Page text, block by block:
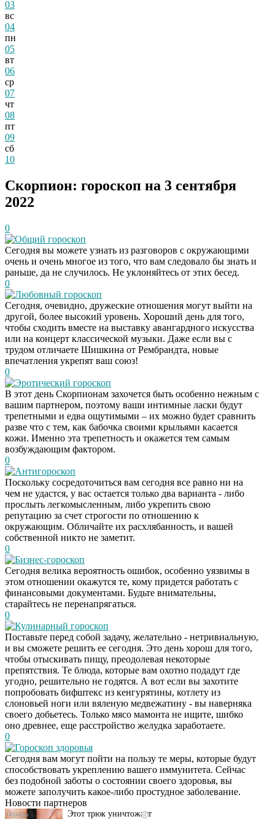
03
вс
04
пн
05
вт
06
ср
07
чт
08
пт
09
сб
10
Скорпион: гороскоп на 3 сентября
2022
0
Общий гороскоп
Сегодня вы можете узнать из разговоров с окружающими
очень и очень многое из того, что вам следовало бы знать и
раньше, да не случилось. Не уклоняйтесь от этих бесед.
0
Любовный гороскоп
Сегодня, очевидно, дружеские отношения могут выйти на
другой, более высокий уровень. Хороший день для того,
чтобы сходить вместе на выставку авангардного искусства
или на концерт классической музыки. Даже если вы с
трудом отличаете Шишкина от Рембрандта, новые
впечатления укрепят ваш союз!
0
Эротический гороскоп
В этот день Скорпионам захочется быть особенно нежным с
вашим партнером, поэтому ваши интимные ласки будут
трепетными и едва ощутимыми – их можно будет сравнить
разве что с тем, как бабочка своими крыльями касается
кожи. Именно эта трепетность и окажется тем самым
возбуждающим фактором.
0
Антигороскоп
Поскольку сосредоточиться вам сегодня все равно ни на
чем не удастся, у вас остается только два варианта - либо
прослыть легкомысленным, либо укрепить свою
репутацию за счет строгости по отношению к
окружающим. Обличайте их расхлябанность, и вашей
собственной никто не заметит.
0
Бизнес-гороскоп
Сегодня велика вероятность ошибок, особенно уязвимы в
этом отношении окажутся те, кому придется работать с
финансовыми документами. Будьте внимательны,
старайтесь не перенапрягаться.
0
Кулинарный гороскоп
Поставьте перед собой задачу, желательно - нетривиальную,
и вы сможете решить ее сегодня. Это день хорош для того,
чтобы отыскивать пищу, преодолевая некоторые
препятствия. Те блюда, которые вам охотно подадут где
угодно, решительно не годятся. А вот если вы захотите
попробовать бифштекс из кенгурятины, котлету из
слоновьей ноги или вяленую медвежатину - вы наверняка
своего добьетесь. Только мясо мамонта не ищите, шибко
оно древнее, еще расстройство желудка заработаете.
0
Гороскоп здоровья
Сегодня вам могут пойти на пользу те меры, которые будут
способствовать укреплению вашего иммунитета. Сейчас
без подобной заботы о состоянии своего здоровья, вы
можете заполучить какое-либо простудное заболевание.
Новости партнеров
Даже самый
запущенный грибок
исчезнет с корнем,
если перед сном…
i
Этот трюк уничтожает